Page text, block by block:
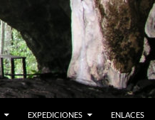
EXPEDICIONES ENLACES